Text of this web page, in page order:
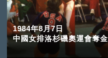
1984年8月7日
中國女排洛杉磯奧運會奪金